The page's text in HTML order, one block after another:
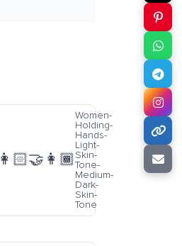
👩🏻‍🤝‍👩🏾
Women-
Holding-
Hands-
Light-
Skin-
Tone-
Medium-
Dark-
Skin-
Tone